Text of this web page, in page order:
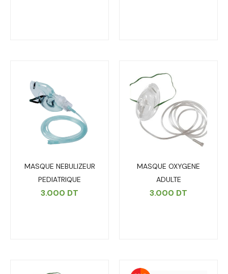
MASQUE NEBULIZEUR
PEDIATRIQUE
3.000 DT
MASQUE OXYGENE
ADULTE
3.000 DT